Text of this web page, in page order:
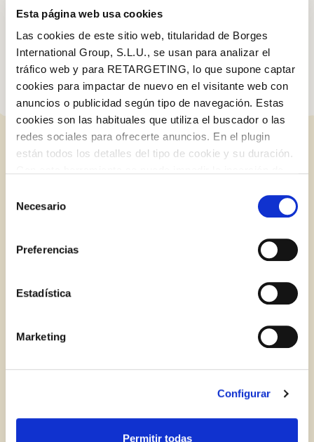
Esta página web usa cookies
Las cookies de este sitio web, titularidad de Borges
International Group, S.L.U., se usan para analizar el
tráfico web y para RETARGETING, lo que supone captar
cookies para impactar de nuevo en el visitante web con
anuncios o publicidad según tipo de navegación. Estas
cookies son las habituales que utiliza el buscador o las
redes sociales para ofrecerte anuncios. En el plugin
están todos los detalles del tipo de cookie y su duración.
la web aparece cómo evitar las cookies en el navegador.
Si se desea ver otra vez esta notificación navegar en
privado y aparecerá de nuevo. Le informamos que aún
no habiendo aceptado las cookies de analytics, Google
identifican de ninguna forma.
Necesario
Preferencias
Estadística
Marketing
Configurar
Permitir todas
alternativa, em salmoura ou molho marinara. Basta lembrar de
adicioná-los após cozer o molho.
RELATED POSTS
AZEITE AUMENTA A EXPECTATIVA DE VIDA